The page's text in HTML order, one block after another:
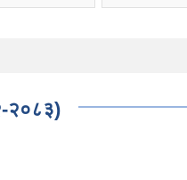
२०८३)